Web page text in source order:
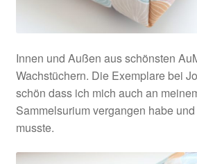
Innen und Außen aus schönsten
Wachstüchern. Die Exemplare bei
schön dass ich mich auch an
Sammelsurium vergangen habe
musste.